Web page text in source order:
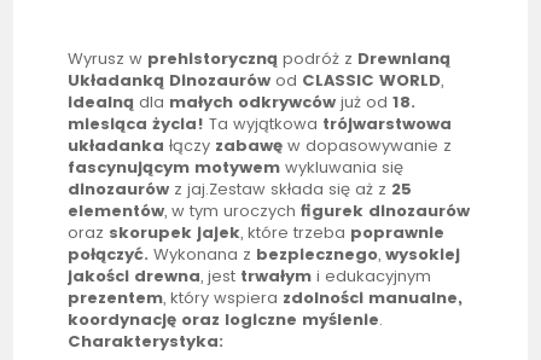
Wyrusz w prehistoryczną podróż z Drewnianą
Układanką Dinozaurów od CLASSIC WORLD,
idealną dla małych odkrywców już od 18.
miesiąca życia! Ta wyjątkowa trójwarstwowa
układanka łączy zabawę w dopasowywanie z
fascynującym motywem wykluwania się
dinozaurów z jaj.Zestaw składa się aż z 25
elementów, w tym uroczychfigurek dinozaurów
oraz skorupek jajek, które trzeba poprawnie
połączyć. Wykonana z bezpiecznego,wysokiej
jakości drewna, jest trwałym i edukacyjnym
prezentem, który wspiera zdolności manualne,
koordynację oraz logiczne myślenie.
Charakterystyka: